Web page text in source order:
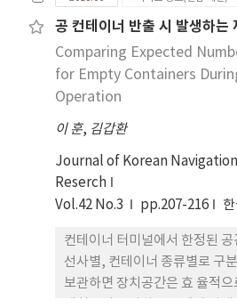
박 길이(L), 정박선간 거리(
선박 길이 대비 영역감시 반경
로 조사하였다. 조사된 자료에
과, 정박선 한 척이 다른 정박선
수 있는 최소 R/L을 조사된 전
다. 이 결과를 부산항 남외항 정
‘항만 및 어항 설계 기준(2014)
부분 일치하였고, 이를 통해
감시 반경을 최소 2.85L 이상으
차원에서 검토한 것으로, 부산
를 운영 중인 타 항만에 적용할
는 선박의 안전과 VTS의 안전
공 컨테이너 반출 시 발생하는
Comparing Expected
for Empty Containers
Operation
이 훈, 김갑환
Journal of Korean
Reserch
Vol.42 No.3
pp.207-216
컨테이너 터미널에서 한정된
선사별, 컨테이너 종류별로 구
보관하면 장치공간은 효 율적